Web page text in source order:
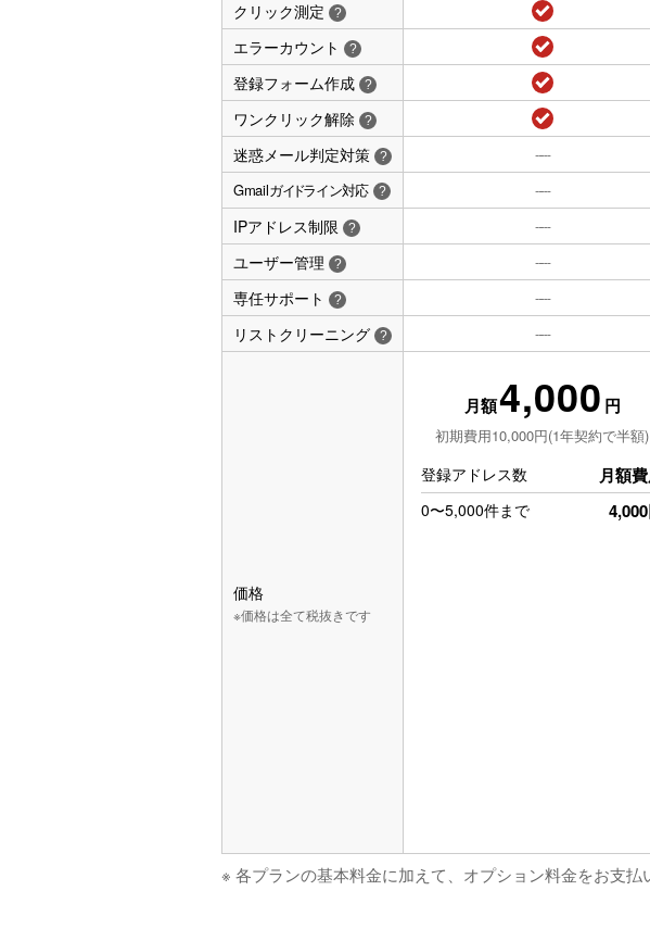
クリック測定 ?
エラーカウント ?
登録フォーム作成 ?
ワンクリック解除 ?
迷惑メール判定対策 ?
Gmailガイドライン対応 ?
IPアドレス制限 ?
ユーザー管理 ?
専任サポート ?
リストクリーニング ?
価格
※価格は全て税抜きです
-----
-----
-----
-----
-----
-----
月額4,000 円
初期費用10,000円(1年契約で半額)
登録アドレス数 月額
0〜5,000件まで
※ 各プランの基本料金に加えて、オプション料金をお支払